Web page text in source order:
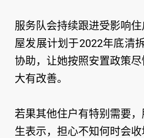
服务队会持续跟进受影响
屋发展计划于2022年底清
协助，让她按照安置政策
大有改善。
若果其他住户有特别需要
生表示，担心不知何时会